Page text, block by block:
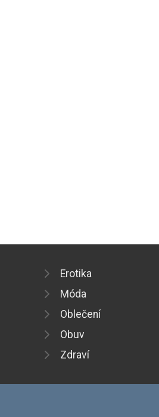
Erotika
Móda
Oblečení
Obuv
Zdraví